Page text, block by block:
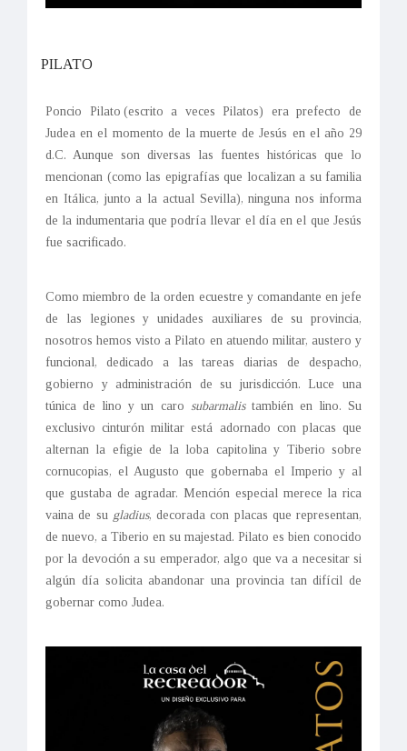
PILATO
Poncio Pilato (escrito a veces Pilatos) era prefecto de
Judea en el momento de la muerte de Jesús en el año 29
d.C. Aunque son diversas las fuentes históricas que lo
mencionan (como las epigrafías que localizan a su familia
en Itálica, junto a la actual Sevilla), ninguna nos informa
de la indumentaria que podría llevar el día en el que Jesús
fue sacrificado.
Como miembro de la orden ecuestre y comandante en jefe
de las legiones y unidades auxiliares de su provincia,
nosotros hemos visto a Pilato en atuendo militar, austero y
funcional, dedicado a las tareas diarias de despacho,
gobierno y administración de su jurisdicción. Luce una
túnica de lino y un caro subarmalistambién en lino. Su
exclusivo cinturón militar está adornado con placas que
alternan la efigie de la loba capitolina y Tiberio sobre
cornucopias, el Augusto que gobernaba el Imperio y al
que gustaba de agradar. Mención especial merece la rica
vaina de su gladius, decorada con placas que representan,
de nuevo, a Tiberio en su majestad. Pilato es bien conocido
por la devoción a su emperador, algo que va a necesitar si
algún día solicita abandonar una provincia tan difícil de
gobernar como Judea.